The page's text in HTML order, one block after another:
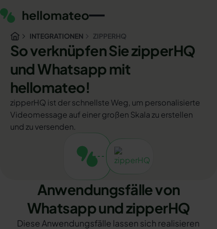
INTEGRATIONEN ZIPPERHQ
So verknüpfen Sie zipperHQ
und Whatsapp mit
hellomateo!
zipperHQ ist der schnellste Weg, um personalisierte
Videomessage auf einer großen Skala zu erstellen
und zu versenden.
Anwendungsfälle von
Whatsapp und zipperHQ
Diese Anwendungsfälle lassen sich realisieren